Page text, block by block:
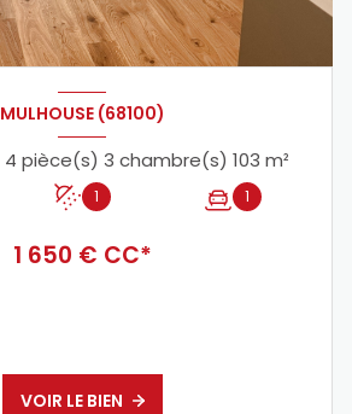
MULHOUSE (68100)
Appartement 4 pièce(s) 3 chambre(s) 103 m²
1 1
1 650 € CC*
VOIR LE BIEN